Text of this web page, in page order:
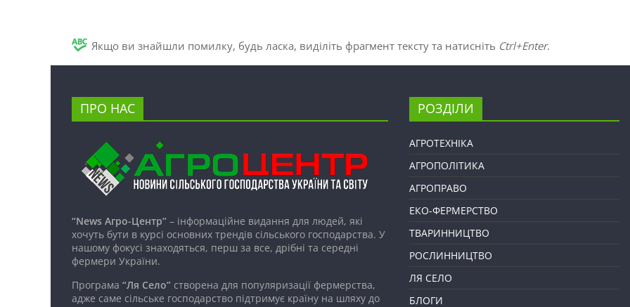
Якщо ви знайшли помилку, будь ласка, виділіть фрагмент тексту та натисніть Ctrl+Enter.
ПРО НАС
“News Агро-Центр” – інформаційне видання для людей, які
хочуть бути в курсі основних трендів сільського господарства. У
нашому фокусі знаходяться, перш за все, дрібні та середні
фермери України.
Програма “Ля Село” створена для популяризації фермерства,
адже саме сільське господарство підтримує країну на шляху до
РОЗДІЛИ
АГРОТЕХНІКА
АГРОПОЛІТИКА
АГРОПРАВО
ЕКО-ФЕРМЕРСТВО
ТВАРИННИЦТВО
РОСЛИННИЦТВО
ЛЯ СЕЛО
БЛОГИ